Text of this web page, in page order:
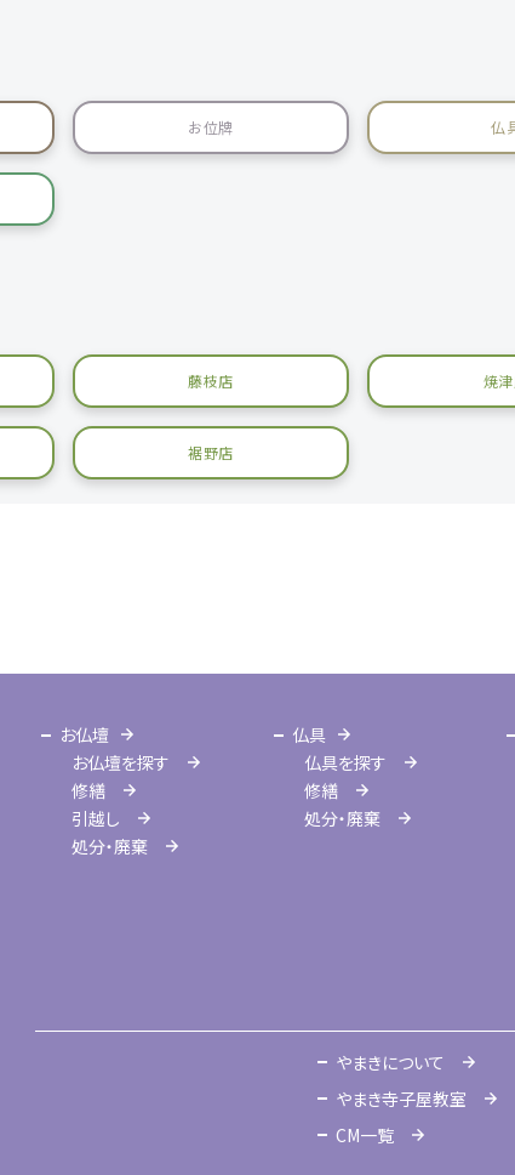
お位牌 仏
藤枝店 焼
裾野店
お仏壇
お仏壇を探す
修繕
引越し
処分・廃棄
仏具
仏具を探す
修繕
処分・廃棄
やまきについて
やまき寺子屋教室
CM一覧